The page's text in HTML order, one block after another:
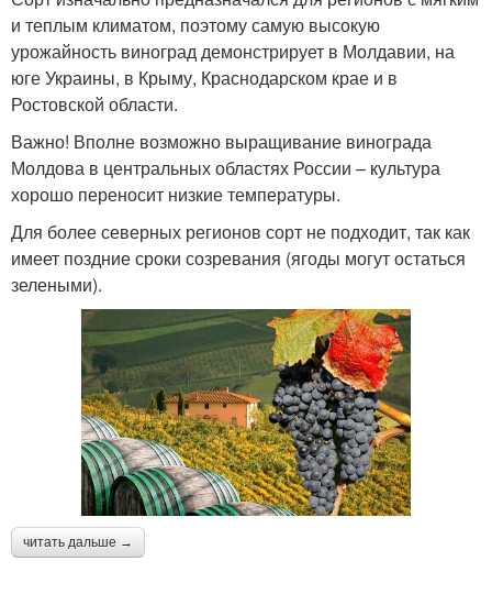
и теплым климатом, поэтому самую высокую
урожайность виноград демонстрирует в Молдавии, на
юге Украины, в Крыму, Краснодарском крае и в
Ростовской области.
Важно! Вполне возможно выращивание винограда
Молдова в центральных областях России – культура
хорошо переносит низкие температуры.
Для более северных регионов сорт не подходит, так как
имеет поздние сроки созревания (ягоды могут остаться
зелеными).
читать дальше →